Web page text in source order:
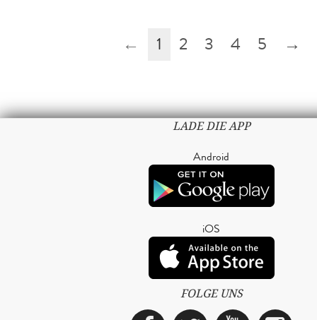
← 1 2 3 4 5 →
LADE DIE APP
Android
iOS
FOLGE UNS